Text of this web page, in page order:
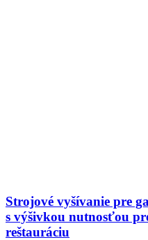
Strojové vyšívanie pre
s výšivkou nutnosťou
reštauráciu